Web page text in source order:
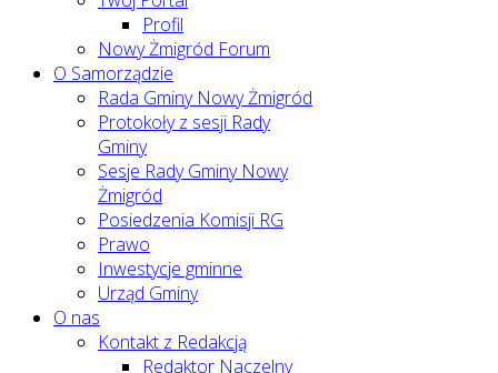
Profil
Nowy Żmigród Forum
O Samorządzie
Rada Gminy Nowy Żmigród
Protokoły z sesji Rady
Gminy
Sesje Rady Gminy Nowy
Żmigród
Posiedzenia Komisji RG
Prawo
Inwestycje gminne
Urząd Gminy
O nas
Kontakt z Redakcją
Redaktor Naczelny